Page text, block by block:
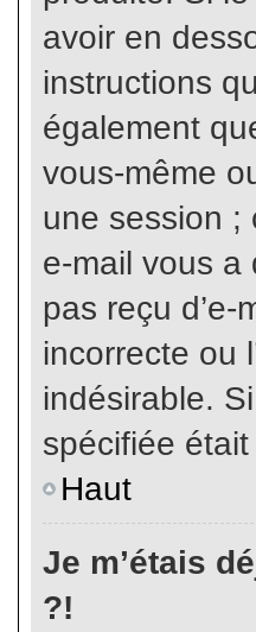
avoir en
instructions
également
vous-même
une session ;
e-mail vous a
pas reçu
incorrecte ou
indésirable.
spécifiée
Haut
Je m’étais
?!